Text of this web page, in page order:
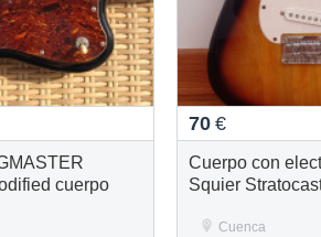
cuerpo
70 €
Cuerpo con
Squier
Cuenca